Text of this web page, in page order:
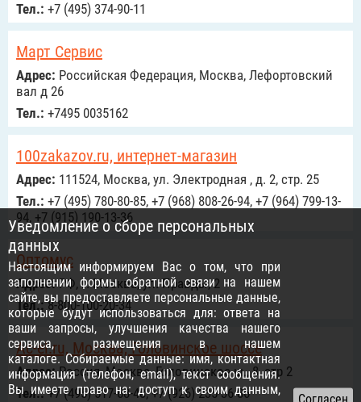
Тел.: +7 (495) 374-90-11
Март Сервис
Адрес: Российcкая Федерация, Москва, Лефортовский
вал д 26
Тел.: +7495 0035162
100zakazov.ru, интернет-магазин
Адрес: 111524, Москва, ул. Электродная , д. 2, стр. 25
Тел.: +7 (495) 780-80-85, +7 (968) 808-26-94, +7 (964) 799-13-
94, +7 (915) 190-13-36
Оптомус
Адрес:РФ, г. Москва, ул. Правды, 2
Тел.:8-800-100-20-34
Ac-el.ru, Москва, Головинское шоссе
Адрес:Россия, Москва, Головинское ш., 8, стр 2
Тел.:+7 (495) 517-68-48, +7 (926) 235-36-86
Уведомление о сборе персональных
данных
Настоящим информируем Вас о том, что при
заполнении формы обратной связи на нашем
сайте, вы предоставляете персональные данные,
которые будут использоваться для: ответа на
ваши запросы, улучшения качества нашего
сервиса, размещения в нашем
каталоге. Собираемые данные: имя, контактная
информация (телефон, email), текст сообщения.
Вы имеете право на: доступ к своим данным,